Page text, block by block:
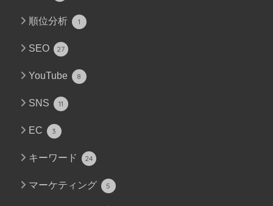
順位分析 1
SEO 27
YouTube 8
SNS 11
EC 3
キーワード 24
マーケティング 5